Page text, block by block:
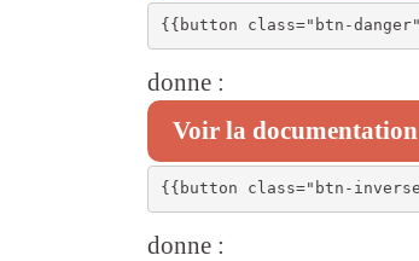
donne :
Voir la documentation
donne :